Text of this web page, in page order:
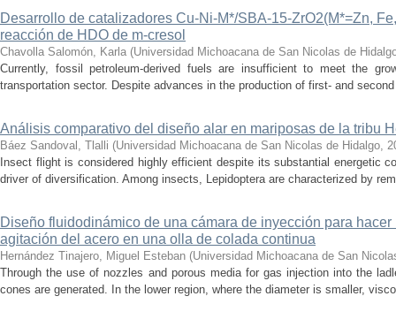
Desarrollo de catalizadores Cu-Ni-M*/SBA-15-ZrO2(M*=Zn,
reacción de HDO de m-cresol
Chavolla Salomón, Karla (Universidad Michoacana de San Nicolas de
Currently, fossil petroleum-derived fuels are insufficient to meet the
transportation sector. Despite advances in the production of first- and
Análisis comparativo del diseño alar en mariposas de la tribu
Báez Sandoval, Tlalli (Universidad Michoacana de San Nicolas de Hidalgo,
Insect flight is considered highly efficient despite its substantial energetic
driver of diversification. Among insects, Lepidoptera are characterized by
Diseño fluidodinámico de una cámara de inyección para
agitación del acero en una olla de colada continua
Hernández Tinajero, Miguel Esteban (Universidad Michoacana de San
Through the use of nozzles and porous media for gas injection into the
cones are generated. In the lower region, where the diameter is smaller,